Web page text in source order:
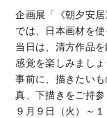
企画展「《朝夕安
では、日本画材を
当日は、清方作品
感覚を楽しみましょ
事前に、描きたい
真、下描きをご持参
９月９日（火）～